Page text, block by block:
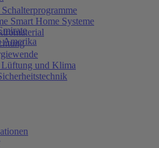
Amerika
Schalterprogramme
Smart Home Systeme
Lüftung und Klima